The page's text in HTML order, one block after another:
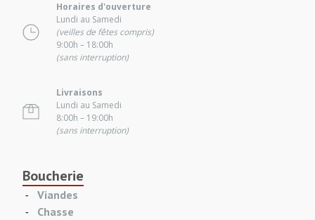
Horaires d'ouverture
Lundi au Samedi
(veilles de fêtes compris)
9:00h – 18:00h
(sans interruption)
Livraisons
Lundi au Samedi
8:00h – 19:00h
(sans interruption)
Boucherie
Viandes
Chasse